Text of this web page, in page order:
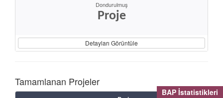
BAP İstatistikleri
Dondurulmuş
Proje
Detayları Görüntüle
Tamamlanan Projeler